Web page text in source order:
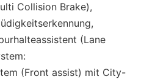
Collision Brake),
(Lane
(Front assist) mit City-